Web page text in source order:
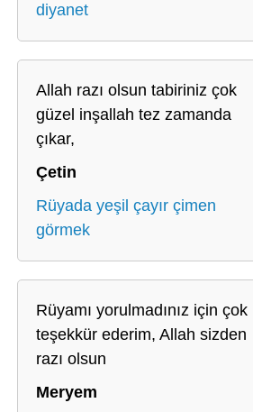
diyanet
Allah razı olsun tabiriniz çok
güzel inşallah tez zamanda
çıkar,
Çetin
Rüyada yeşil çayır çimen
görmek
Rüyamı yorulmadınız için çok
teşekkür ederim, Allah sizden
razı olsun
Meryem